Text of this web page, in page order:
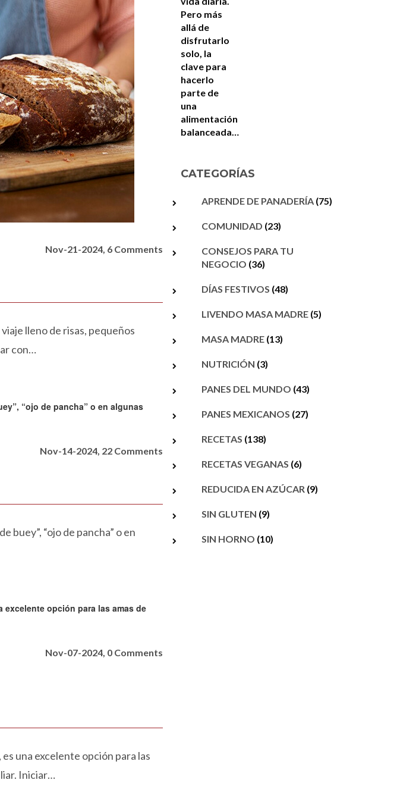
Nov-21-2024, 6 Comments
lleno de risas, pequeños
con…
Nov-14-2024, 22 Comments
buey”, “ojo de pancha” o en
Nov-07-2024, 0 Comments
una excelente opción para las
Iniciar…
CATEGORÍAS
APRENDE DE PANADERÍA (75)
COMUNIDAD (23)
CONSEJOS PARA TU
NEGOCIO (36)
DÍAS FESTIVOS (48)
LIVENDO MASA MADRE (5)
MASA MADRE (13)
NUTRICIÓN (3)
PANES DEL MUNDO (43)
PANES MEXICANOS (27)
RECETAS (138)
RECETAS VEGANAS (6)
REDUCIDA EN AZÚCAR (9)
SIN GLUTEN (9)
SIN HORNO (10)